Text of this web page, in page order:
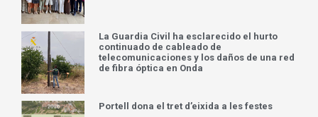
La Guardia Civil ha esclarecido el hurto
continuado de cableado de
telecomunicaciones y los daños de una red
de fibra óptica en Onda
Portell dona el tret d’eixida a les festes